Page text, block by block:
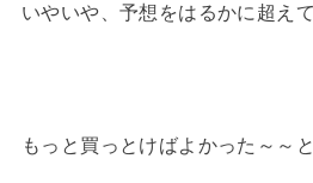
いやいや、予想をはるかに超え
もっと買っとけばよかった～～